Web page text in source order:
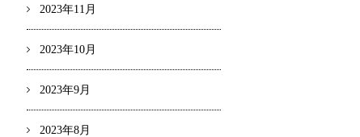
2023年11月
2023年10月
2023年9月
2023年8月